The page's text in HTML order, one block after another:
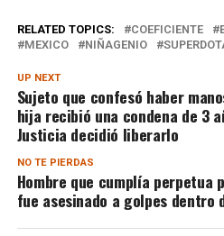
RELATED TOPICS: COEFICIENTE
MEXICO
NIÑAGENIO
UP NEXT
Sujeto que confesó haber
hija recibió una condena de 3
Justicia decidió liberarlo
NO TE PIERDAS
Hombre que cumplía perpetua
fue asesinado a golpes dentro